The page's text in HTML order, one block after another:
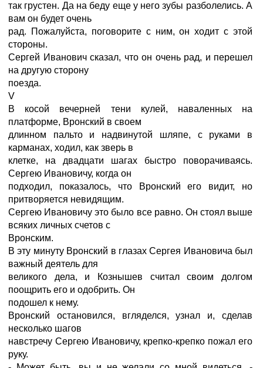
так грустен. Да на беду еще у него зубы разболелись. А
вам он будет очень
рад. Пожалуйста, поговорите с ним, он ходит с этой
стороны.
Сергей Иванович сказал, что он очень рад, и перешел
на другую сторону
поезда.
V
В косой вечерней тени кулей, наваленных на
платформе, Вронский в своем
длинном пальто и надвинутой шляпе, с руками в
карманах, ходил, как зверь в
клетке, на двадцати шагах быстро поворачиваясь.
Сергею Ивановичу, когда он
подходил, показалось, что Вронский его видит, но
притворяется невидящим.
Сергею Ивановичу это было все равно. Он стоял выше
всяких личных счетов с
Вронским.
В эту минуту Вронский в глазах Сергея Ивановича был
важный деятель для
великого дела, и Кознышев считал своим долгом
поощрить его и одобрить. Он
подошел к нему.
Вронский остановился, вгляделся, узнал и, сделав
несколько шагов
навстречу Сергею Ивановичу, крепко-крепко пожал его
руку.